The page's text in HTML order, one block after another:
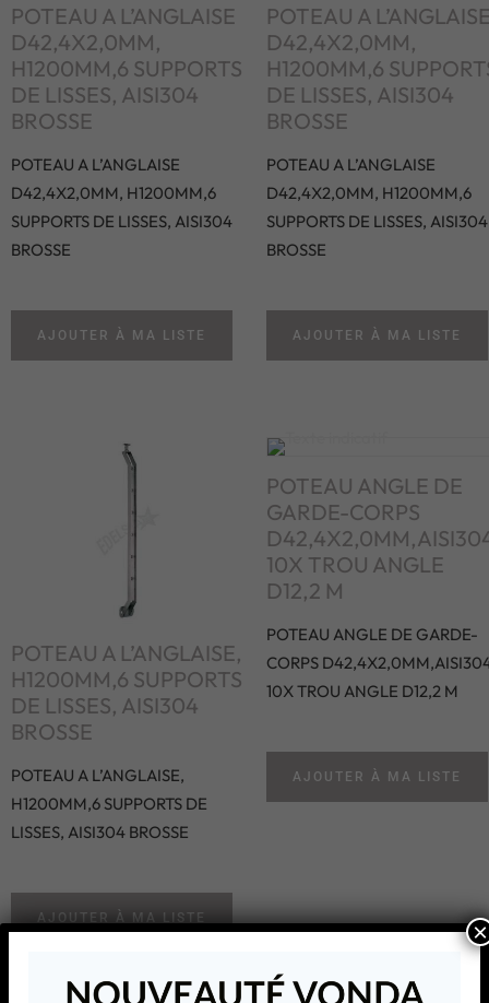
POTEAU A L’ANGLAISE
D42,4X2,0MM,
H1200MM,6 SUPPORTS
DE LISSES, AISI304
BROSSE
POTEAU A L’ANGLAISE
D42,4X2,0MM, H1200MM,6
SUPPORTS DE LISSES, AISI304
BROSSE
AJOUTER À MA LISTE
POTEAU A
D42,4X2,0MM,
H1200MM,6
DE LISSES, AISI304
BROSSE
POTEAU A L’ANGLAISE
D42,4X2,0MM, H1200MM,6
SUPPORTS DE LISSES, AISI304
BROSSE
AJOUTER À MA LISTE
POTEAU A L’ANGLAISE,
H1200MM,6 SUPPORTS
DE LISSES, AISI304
BROSSE
POTEAU A L’ANGLAISE,
H1200MM,6 SUPPORTS DE
LISSES, AISI304 BROSSE
AJOUTER À MA LISTE
POTEAU ANGLE DE
GARDE-CORPS
10X TROU ANGLE
D12,2 M
POTEAU ANGLE DE GARDE-
CORPS
10X TROU ANGLE D12,2 M
AJOUTER À MA LISTE
×